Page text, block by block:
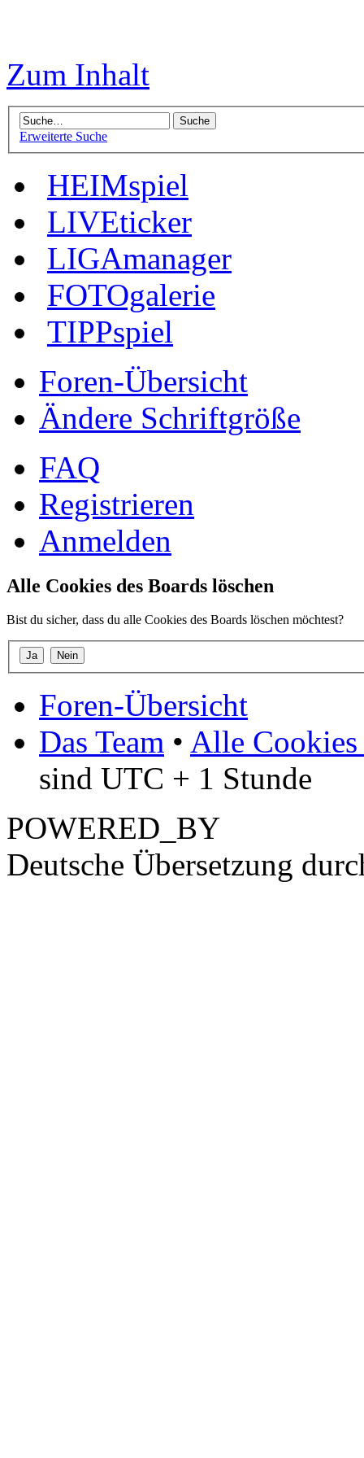
Zum Inhalt
Erweiterte Suche
HEIMspiel
LIVEticker
LIGAmanager
FOTOgalerie
TIPPspiel
Foren-Übersicht
Ändere Schriftgröße
FAQ
Registrieren
Anmelden
Alle Cookies des Boards löschen
Bist du sicher, dass du alle Cookies des Boards löschen möchtest?
Foren-Übersicht
Das Team • Alle Cookies
sind UTC + 1 Stunde
POWERED_BY
Deutsche Übersetzung